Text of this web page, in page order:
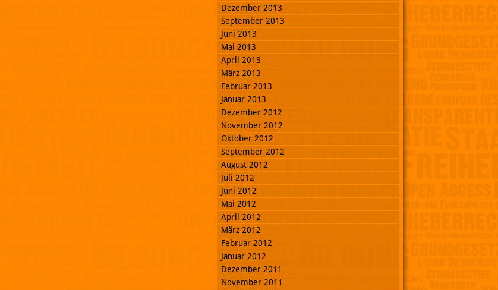
Dezember 2013
September 2013
Juni 2013
Mai 2013
April 2013
März 2013
Februar 2013
Januar 2013
Dezember 2012
November 2012
Oktober 2012
September 2012
August 2012
Juli 2012
Juni 2012
Mai 2012
April 2012
März 2012
Februar 2012
Januar 2012
Dezember 2011
November 2011